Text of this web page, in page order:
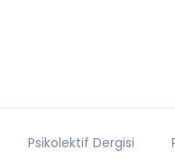
Psikolektif Dergisi